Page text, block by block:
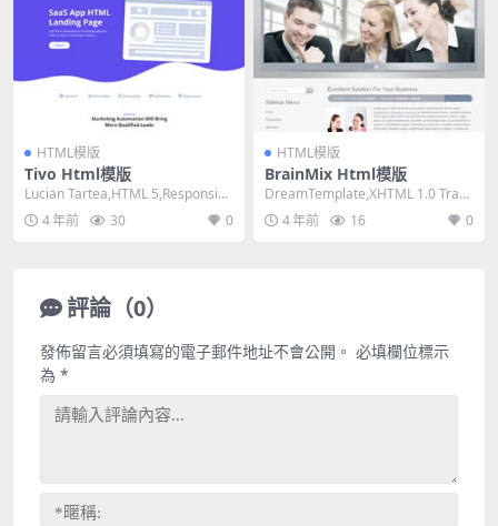
HTML模版
Tivo Html模版
Lucian Tartea,HTML 5,Responsiv
e, 3 Colum...
4 年前 30 0
HTML模版
BrainMix Html模版
DreamTemplate,XHTML 1.0 Trans
itional,Fix...
4 年前 16 0
評論（0）
發佈留言必須填寫的電子郵件地址不會公開。 必填欄位標示
為 *